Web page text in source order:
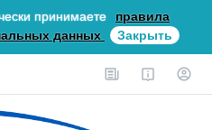
принимаете
правила
данных
Закрыть